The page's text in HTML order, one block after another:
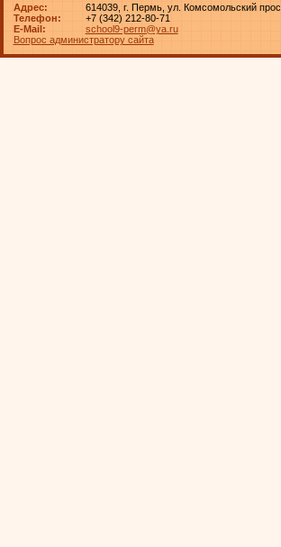
Адрес:
614039, г. Пермь, ул. Комсомольский
Телефон:
+7 (342) 212-80-71
E-Mail:
school9-perm@ya.ru
Вопрос администратору сайта